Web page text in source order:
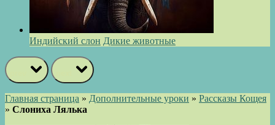
Индийский слон Дикие животные
Главная страница » Дополнительные уроки » Рассказы Кощея
» Слониха Лялька